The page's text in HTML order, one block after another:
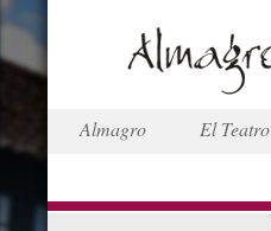
Almagro El Teatro